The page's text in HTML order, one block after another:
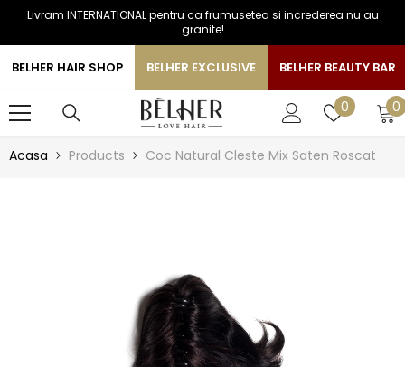
SARI LA CONTINUT
Livram INTERNATIONAL pentru ca frumusetea si increderea nu au
granite!
BELHER HAIR SHOP BELHER EXCLUSIVE BELHER BEAUTY BAR
0 Liste
00
Acasa Products Coc Natural Cleste Mix Saten Roscat